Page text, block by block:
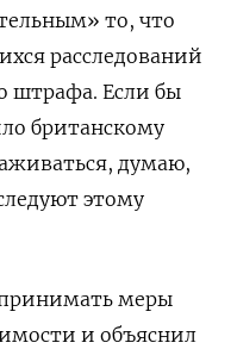
то, что
расследований
штрафа. Если бы
британскому
думаю,
этому
меры
и объяснил